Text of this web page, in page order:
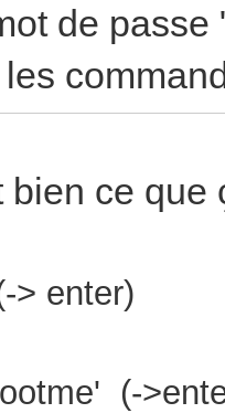
de passe
bien ce que
> enter)
(-